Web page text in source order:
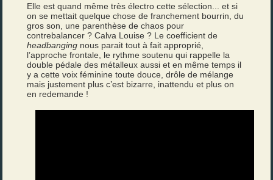
Elle est quand même très électro cette sélection... et si
on se mettait quelque chose de franchement bourrin, du
gros son, une parenthèse de chaos pour
contrebalancer ? Calva Louise ? Le coefficient de
headbanging nous parait tout à fait approprié,
l’approche frontale, le rythme soutenu qui rappelle la
double pédale des métalleux aussi et en même temps il
y a cette voix féminine toute douce, drôle de mélange
mais justement plus c’est bizarre, inattendu et plus on
en redemande !